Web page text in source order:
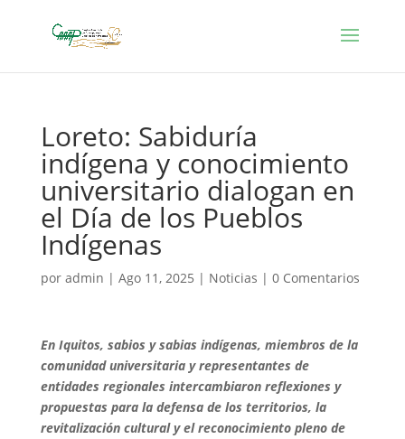
Loreto: Sabiduría
indígena y conocimiento
universitario dialogan en
el Día de los Pueblos
Indígenas
por admin | Ago 11, 2025 | Noticias | 0 Comentarios
En Iquitos, sabios y sabias indígenas, miembros de la
comunidad universitaria y representantes de
entidades regionales intercambiaron reflexiones y
propuestas para la defensa de los territorios, la
revitalización cultural y el reconocimiento pleno de